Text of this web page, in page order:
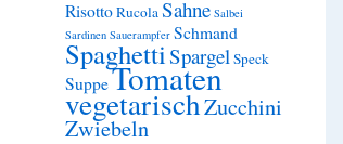
RisottoRucolaSahne Salbei
Sardinen Sauerampfer Schmand
SpaghettiSpargelSpeck
SuppeTomaten
vegetarischZucchini
Zwiebeln